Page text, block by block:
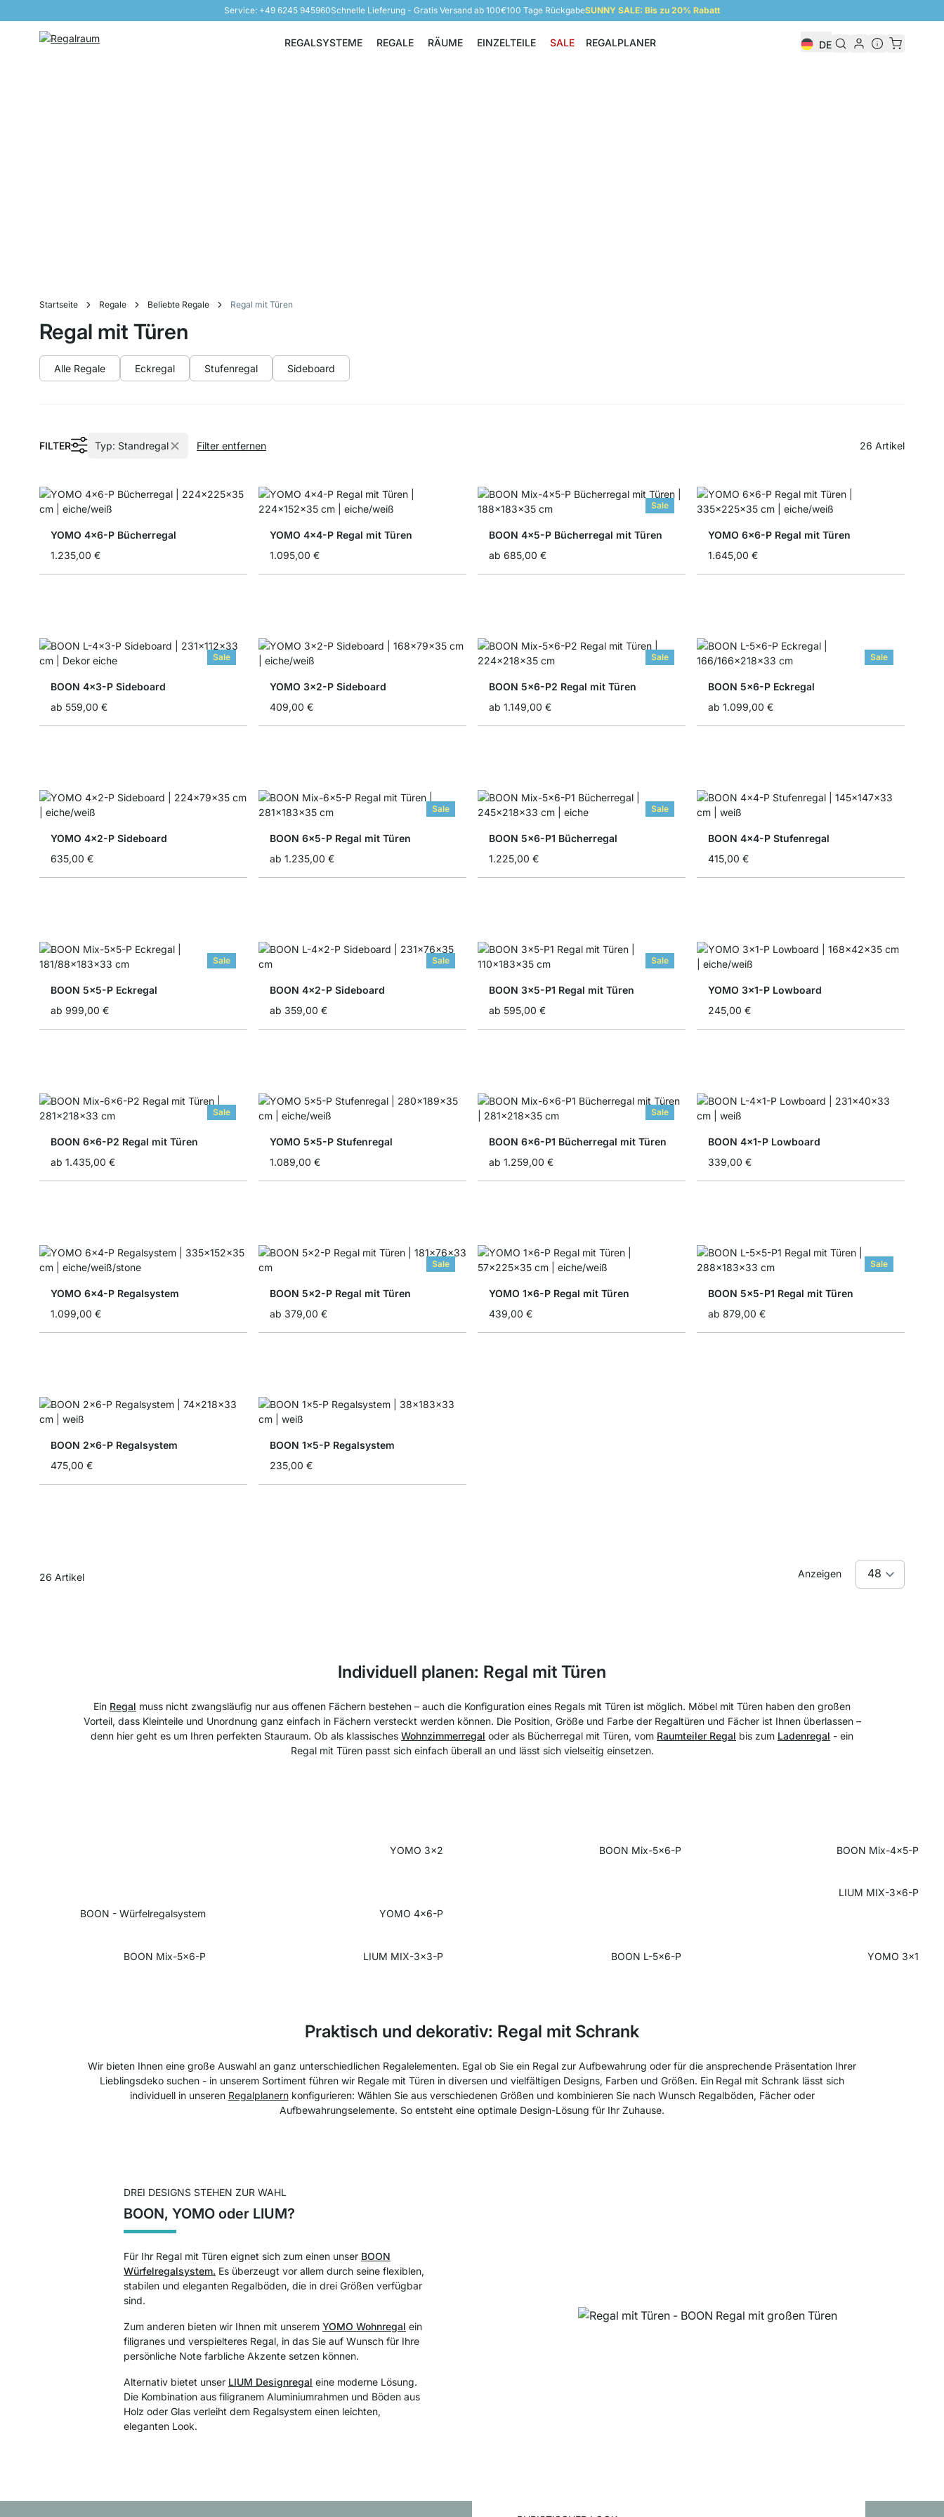
Service: +49 6245 945960Schnelle Lieferung - Gratis Versand ab 100€100 Tage RückgabeSUNNY SALE: Bis zu 20% Rabatt
REGALSYSTEME
Regalsysteme
REGALE
Regale
RÄUME
Räume
EINZELTEILE
Einzelteile
SALE REGALPLANER DE
Startseite Regale Beliebte Regale Regal mit Türen
Regal mit Türen
Alle Regale Eckregal Stufenregal Sideboard
FILTER Typ: Standregal Filter entfernen 26 Artikel
YOMO 4x6-P Bücherregal
1.235,00 €
YOMO 4x4-P Regal mit Türen
1.095,00 €
Sale
BOON 4x5-P Bücherregal mit Türen
ab 685,00 €
YOMO 6x6-P Regal mit Türen
1.645,00 €
Sale
BOON 4x3-P Sideboard
ab 559,00 €
YOMO 3x2-P Sideboard
409,00 €
Sale
BOON 5x6-P2 Regal mit Türen
ab 1.149,00 €
Sale
BOON 5x6-P Eckregal
ab 1.099,00 €
YOMO 4x2-P Sideboard
635,00 €
Sale
BOON 6x5-P Regal mit Türen
ab 1.235,00 €
Sale
BOON 5x6-P1 Bücherregal
1.225,00 €
BOON 4x4-P Stufenregal
415,00 €
Sale
BOON 5x5-P Eckregal
ab 999,00 €
Sale
BOON 4x2-P Sideboard
ab 359,00 €
Sale
BOON 3x5-P1 Regal mit Türen
ab 595,00 €
YOMO 3x1-P Lowboard
245,00 €
Sale
BOON 6x6-P2 Regal mit Türen
ab 1.435,00 €
YOMO 5x5-P Stufenregal
1.089,00 €
Sale
BOON 6x6-P1 Bücherregal mit Türen
ab 1.259,00 €
BOON 4x1-P Lowboard
339,00 €
YOMO 6x4-P Regalsystem
1.099,00 €
Sale
BOON 5x2-P Regal mit Türen
ab 379,00 €
YOMO 1x6-P Regal mit Türen
439,00 €
Sale
BOON 5x5-P1 Regal mit Türen
ab 879,00 €
BOON 2x6-P Regalsystem
475,00 €
BOON 1x5-P Regalsystem
235,00 €
26 Artikel Anzeigen
Individuell planen: Regal mit Türen
Ein Regal muss nicht zwangsläufig nur aus offenen Fächern bestehen – auch die Konfiguration eines Regals mit Türen ist möglich. Möbel mit Türen haben den großen
Vorteil, dass Kleinteile und Unordnung ganz einfach in Fächern versteckt werden können. Die Position, Größe und Farbe der Regaltüren und Fächer ist Ihnen überlassen –
denn hier geht es um Ihren perfekten Stauraum. Ob als klassisches Wohnzimmerregal oder als Bücherregal mit Türen, vom Raumteiler Regal bis zum Ladenregal - ein
Regal mit Türen passt sich einfach überall an und lässt sich vielseitig einsetzen.
YOMO 3x2 BOON Mix-5x6-P BOON Mix-4x5-P
LIUM MIX-3x6-P
BOON - Würfelregalsystem
YOMO 4x6-P
BOON Mix-5x6-P LIUM MIX-3x3-P BOON L-5x6-P YOMO 3x1
Praktisch und dekorativ: Regal mit Schrank
Wir bieten Ihnen eine große Auswahl an ganz unterschiedlichen Regalelementen. Egal ob Sie ein Regal zur Aufbewahrung oder für die ansprechende Präsentation Ihrer
Lieblingsdeko suchen - in unserem Sortiment führen wir Regale mit Türen in diversen und vielfältigen Designs, Farben und Größen. Ein Regal mit Schrank lässt sich
individuell in unseren Regalplanernkonfigurieren: Wählen Sie aus verschiedenen Größen und kombinieren Sie nach Wunsch Regalböden, Fächer oder
Aufbewahrungselemente. So entsteht eine optimale Design-Lösung für Ihr Zuhause.
DREI DESIGNS STEHEN ZUR WAHL
BOON, YOMO oder LIUM?
Für Ihr Regal mit Türen eignet sich zum einen unser BOON
Würfelregalsystem. Es überzeugt vor allem durch seine flexiblen,
stabilen und eleganten Regalböden, die in drei Größen verfügbar
sind.
Zum anderen bieten wir Ihnen mit unserem YOMO Wohnregal ein
filigranes und verspielteres Regal, in das Sie auf Wunsch für Ihre
persönliche Note farbliche Akzente setzen können.
Alternativ bietet unser LIUM Designregal eine moderne Lösung.
Die Kombination aus filigranem Aluminiumrahmen und Böden aus
Holz oder Glas verleiht dem Regalsystem einen leichten,
eleganten Look.